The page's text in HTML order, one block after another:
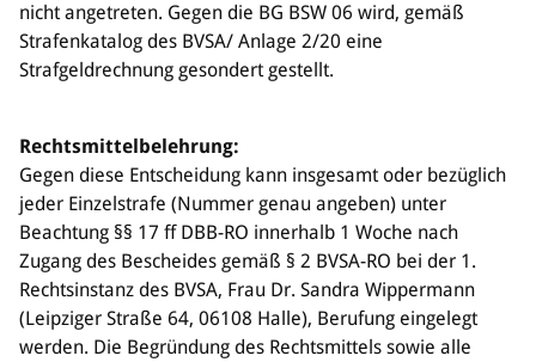
Digitaler Spielberichtsbogen
Ausrichtung
Auswahlen
Mitteldeutsche Liga (MDL)
Jugend & Schulsport
Projekte
nicht angetreten. Gegen die BG BSW 06 wird, gemäß
Strafenkatalog des BVSA/ Anlage 2/20 eine
Strafgeldrechnung gesondert gestellt.
Rechtsmittelbelehrung:
Gegen diese Entscheidung kann insgesamt oder bezüglich
jeder Einzelstrafe (Nummer genau angeben) unter
Beachtung §§ 17 ff DBB-RO innerhalb 1 Woche nach
Zugang des Bescheides gemäß § 2 BVSA-RO bei der 1.
Rechtsinstanz des BVSA, Frau Dr. Sandra Wippermann
(Leipziger Straße 64, 06108 Halle), Berufung eingelegt
werden. Die Begründung des Rechtsmittels sowie alle